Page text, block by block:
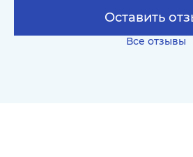
Все отзывы
Оставить